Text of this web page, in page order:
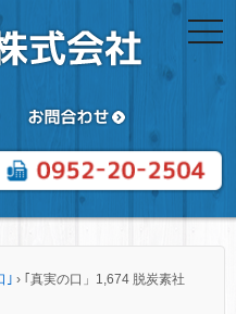
｣ › ｢真実の口」1,674 脱炭素社